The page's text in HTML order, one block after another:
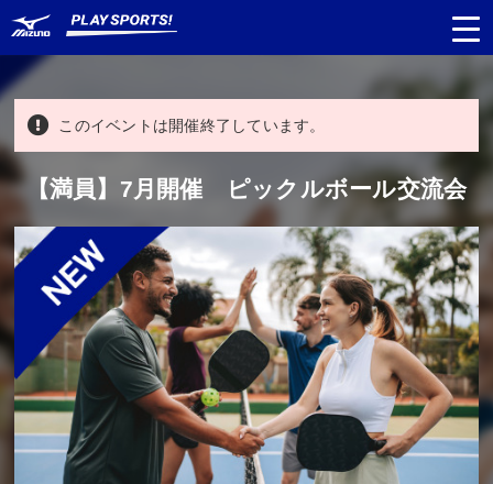
種目から探す
日程から探す
対象年齢から探す
このイベントは開催終了しています。
【満員】7月開催 ピックルボール交流会